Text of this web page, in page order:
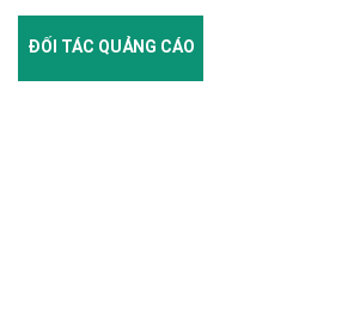
ĐỐI TÁC QUẢNG CÁO